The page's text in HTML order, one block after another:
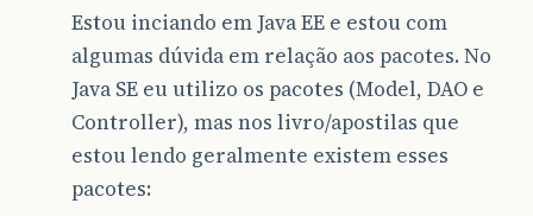
Estou inciando em Java EE e estou com
algumas dúvida em relação aos pacotes. No
Java SE eu utilizo os pacotes (Model, DAO e
Controller), mas nos livro/apostilas que
estou lendo geralmente existem esses
pacotes: